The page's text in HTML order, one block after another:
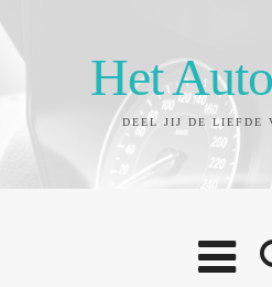
Het
DEEL JIJ DE LIEFDE